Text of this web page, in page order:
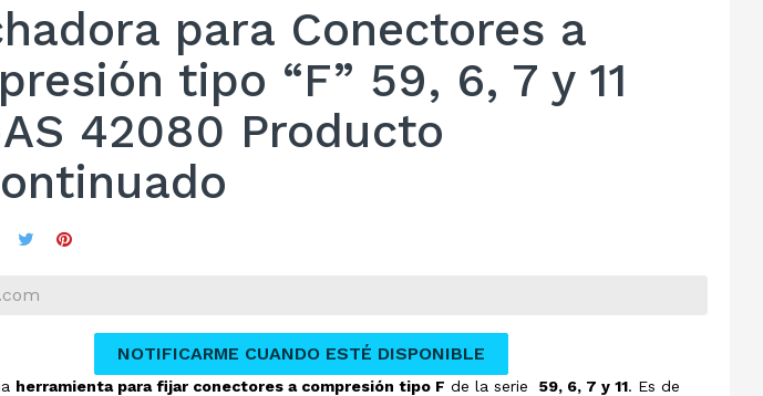
para Conectores a
tipo “F” 59, 6, 7 y 11
42080 Producto
NOTIFICARME CUANDO ESTÉ DISPONIBLE
herramienta para fijar conectores a compresión tipo F de la serie 59, 6, 7 y 11. Es de